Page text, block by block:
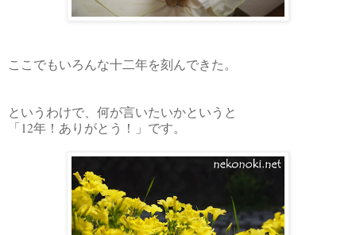
ここでもいろんな十二年を刻んできた。
というわけで、何が言いたいかというと
「12年！ありがとう！」です。